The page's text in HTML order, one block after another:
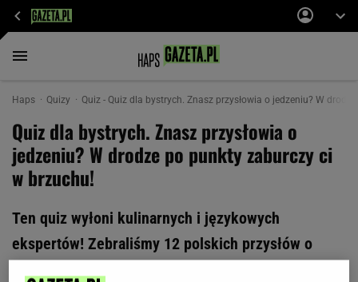
Haps Quizy Quiz - Quiz dla bystrych. Znasz przysłowia o jedzeniu? W
Quiz dla bystrych. Znasz przysłowia o
jedzeniu? W drodze po punkty zaburczy ci
w brzuchu!
Ten quiz wyłoni kulinarnych i językowych
ekspertów! Zebraliśmy 12 polskich przysłów o